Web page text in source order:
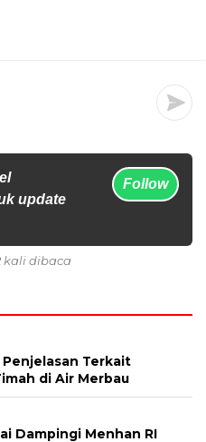
update
Follow
kali dibaca
Terkait
di Air Merbau
Dampingi Menhan RI